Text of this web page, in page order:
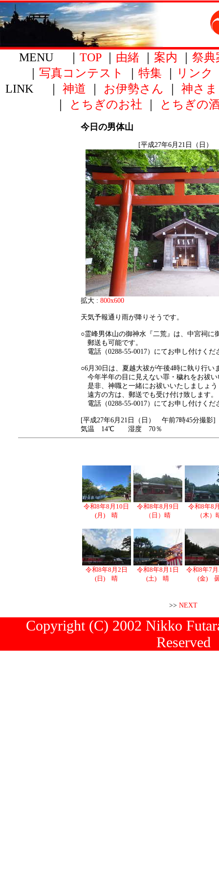
MENU ｜ TOP｜ 由緒 案内
祭典
写真コンテスト 特集 リンク
LINK ｜ 神道 お伊勢さん 神さま
とちぎのお社 とちぎの
今日の男体山
[平成27年6月21日（日）
拡大 : 800x600
天気予報通り雨が降りそうです。
○霊峰男体山の御神水『二荒』は、中宮祠に
郵送も可能です。
電話（0288-55-0017）にてお申し付けくだ
○6月30日は、夏越大祓が午後4時に執り行い
今年半年の目に見えない罪・穢れをお祓い
是非、神職と一緒にお祓いいたしましょう
遠方の方は、郵送でも受け付け致します。
電話（0288-55-0017）にてお申し付けくだ
[平成27年6月21日（日） 午前7時45分撮影]
気温 14℃ 湿度 70％
令和8年8月10日
(月) 晴
令和8年8月9日
（日）晴
令和8年8
（木）
令和8年8月2日
(日) 晴
令和8年8月1日
(土) 晴
令和8年7
(金)
>> NEXT
Copyright (C) 2002 Nikko
Reserved